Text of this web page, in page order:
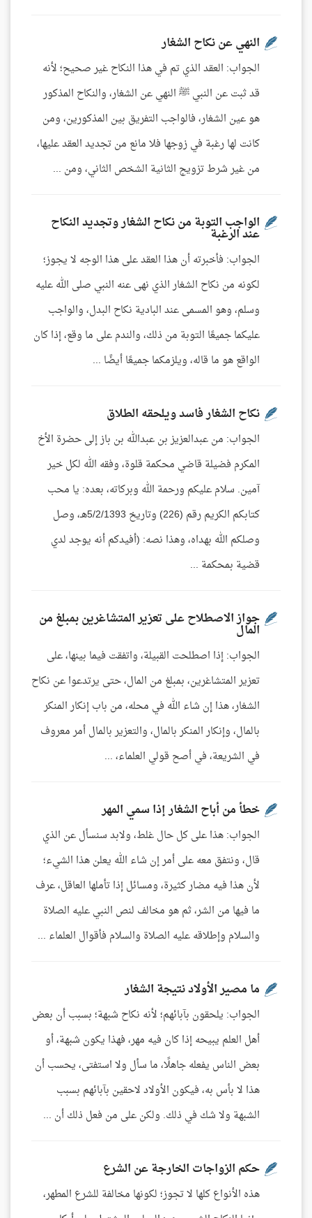
النهي عن نكاح الشغار
الجواب: العقد الذي تم في هذا النكاح غير صحيح؛ لأنه
قد ثبت عن النبي ﷺ النهي عن الشغار، والنكاح المذكور
هو عين الشغار، فالواجب التفريق بين المذكورين، ومن
كانت لها رغبة في زوجها فلا مانع من تجديد العقد عليها،
من غير شرط تزويج الثانية الشخص الثاني، ومن ...
الواجب التوبة من نكاح الشغار وتجديد النكاح
عند الرغبة
الجواب: فأخبرته أن هذا العقد على هذا الوجه لا يجوز؛
لكونه من نكاح الشغار الذي نهى عنه النبي صلى الله عليه
وسلم، وهو المسمى عند البادية نكاح البدل، والواجب
عليكما جميعًا التوبة من ذلك، والندم على ما وقع، إذا كان
الواقع هو ما قاله، ويلزمكما جميعًا أيضًا ...
نكاح الشغار فاسد ويلحقه الطلاق
الجواب: من عبدالعزيز بن عبدالله بن باز إلى حضرة الأخ
المكرم فضيلة قاضي محكمة قلوة، وفقه الله لكل خير
آمين. سلام عليكم ورحمة الله وبركاته، بعده: يا محب
كتابكم الكريم رقم (226) وتاريخ 5/2/1393هـ، وصل
وصلكم الله بهداه، وهذا نصه: (أفيدكم أنه يوجد لدي
قضية بمحكمة ...
جواز الاصطلاح على تعزير المتشاغرين بمبلغ من
المال
الجواب: إذا اصطلحت القبيلة، واتفقت فيما بينها، على
تعزير المتشاغرين، بمبلغ من المال، حتى يرتدعوا عن نكاح
الشغار، هذا إن شاء الله في محله، من باب إنكار المنكر
بالمال، وإنكار المنكر بالمال، والتعزير بالمال أمر معروف
في الشريعة، في أصح قولي العلماء، ...
خطأ من أباح الشغار إذا سمي المهر
الجواب: هذا على كل حال غلط، ولابد سنسأل عن الذي
قال، ونتفق معه على أمر إن شاء الله يعلن هذا الشيء؛
لأن هذا فيه مضار كثيرة، ومسائل إذا تأملها العاقل، عرف
ما فيها من الشر، ثم هو مخالف لنص النبي عليه الصلاة
والسلام وإطلاقه عليه الصلاة والسلام فأقوال العلماء ...
ما مصير الأولاد نتيجة الشغار
الجواب: يلحقون بآبائهم؛ لأنه نكاح شبهة؛ بسبب أن بعض
أهل العلم يبيحه إذا كان فيه مهر، فهذا يكون شبهة، أو
بعض الناس يفعله جاهلًا، ما سأل ولا استفتى، يحسب أن
هذا لا بأس به، فيكون الأولاد لاحقين بآبائهم بسبب
الشبهة ولا شك في ذلك. ولكن على من فعل ذلك أن ...
حكم الزواجات الخارجة عن الشرع
هذه الأنواع كلها لا تجوز؛ لكونها مخالفة للشرع المطهر،